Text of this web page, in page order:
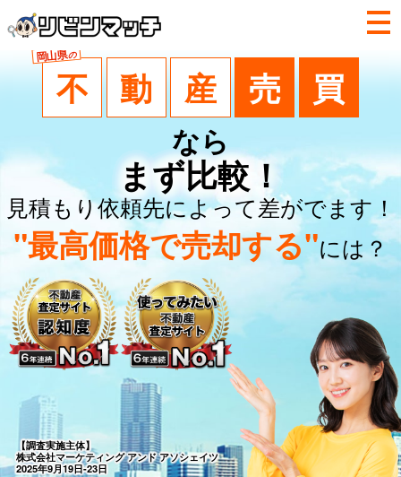
岡山県の
不 動 産 売 買
なら
まず比較！
見積もり依頼先によって差がでます！
"最高価格で売却する"には？
【調査実施主体】
株式会社マーケティング アンド アソシェイツ
2025年9月19日-23日